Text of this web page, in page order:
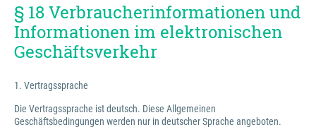
§ 18 Verbraucherinformationen und
Informationen im elektronischen
Geschäftsverkehr
1. Vertragssprache
Die Vertragssprache ist deutsch. Diese Allgemeinen
Geschäftsbedingungen werden nur in deutscher Sprache angeboten.